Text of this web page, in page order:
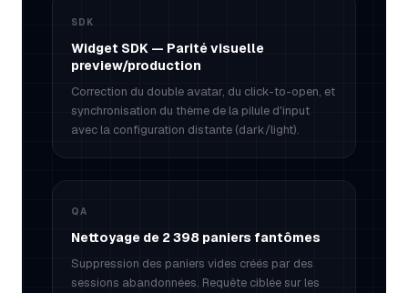
SDK
Widget SDK — Parité visuelle
preview/production
Correction du double avatar, du click-to-open, et
synchronisation du thème de la pilule d'input
avec la configuration distante (dark/light).
QA
Nettoyage de 2 398 paniers fantômes
Suppression des paniers vides créés par des
sessions abandonnées. Requête ciblée sur les